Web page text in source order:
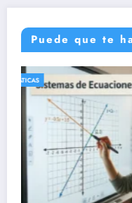
Puede que te
CIENCIAS